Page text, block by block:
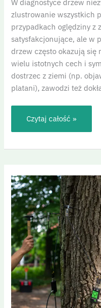
W diagnostyce drzew
zlustrowanie wszystkich
przypadkach oględziny z
satysfakcjonujące, ale w
drzew często okazują się
wielu istotnych cech i
dostrzec z ziemi (np.
platani), zawodzi też
Czytaj całość »
Tomografia
soniczna
drzewa